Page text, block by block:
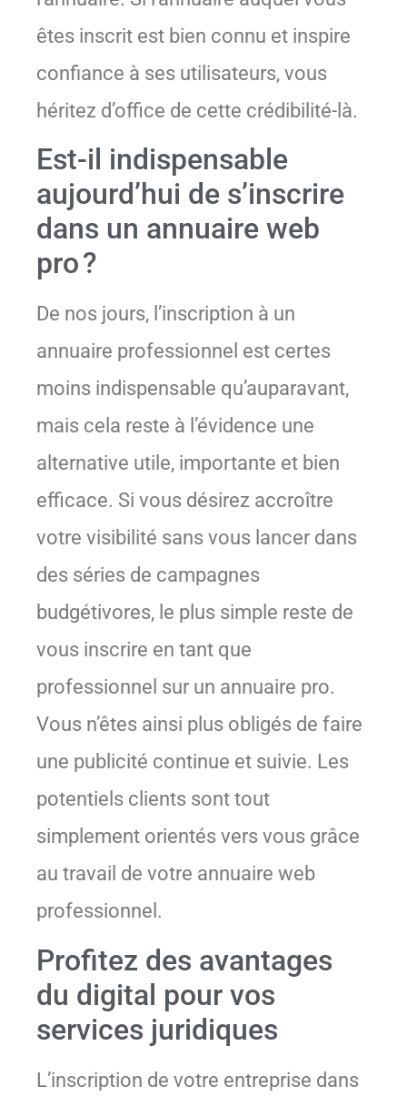
êtes inscrit est bien connu et inspire
confiance à ses utilisateurs, vous
héritez d’office de cette crédibilité-là.
Est-il indispensable
aujourd’hui de s’inscrire
dans un annuaire web
pro ?
De nos jours, l’inscription à un
annuaire professionnel est certes
moins indispensable qu’auparavant,
mais cela reste à l’évidence une
alternative utile, importante et bien
efficace. Si vous désirez accroître
votre visibilité sans vous lancer dans
des séries de campagnes
budgétivores, le plus simple reste de
vous inscrire en tant que
professionnel sur un annuaire pro.
Vous n’êtes ainsi plus obligés de faire
une publicité continue et suivie. Les
potentiels clients sont tout
simplement orientés vers vous grâce
au travail de votre annuaire web
professionnel.
Profitez des avantages
du digital pour vos
services juridiques
L’inscription de votre entreprise dans